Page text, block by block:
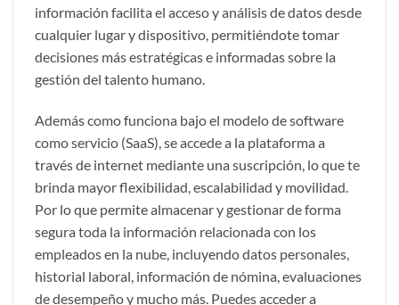
información facilita el acceso y análisis de datos desde
cualquier lugar y dispositivo, permitiéndote tomar
decisiones más estratégicas e informadas sobre la
gestión del talento humano.
Además como funciona bajo el modelo de software
como servicio (SaaS), se accede a la plataforma a
través de internet mediante una suscripción, lo que te
brinda mayor flexibilidad, escalabilidad y movilidad.
Por lo que permite almacenar y gestionar de forma
segura toda la información relacionada con los
empleados en la nube, incluyendo datos personales,
historial laboral, información de nómina, evaluaciones
de desempeño y mucho más. Puedes acceder a